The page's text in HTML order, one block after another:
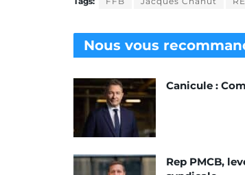
Nous vous
Canicule :
Rep PMCB,